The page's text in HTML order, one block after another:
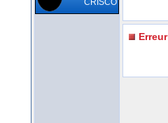
CRISCO
Erreur